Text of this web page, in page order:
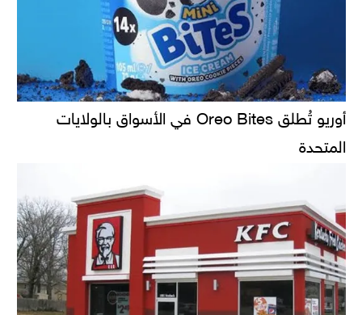
أوريو تُطلق Oreo Bites في الأسواق بالولايات
المتحدة